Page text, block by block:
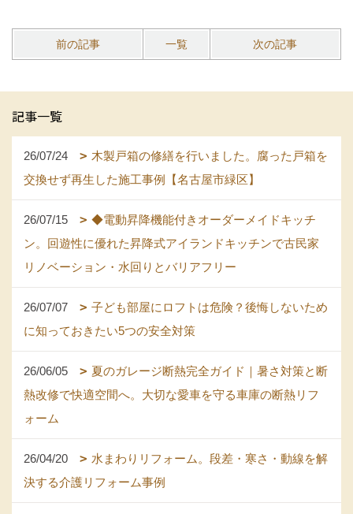
前の記事 一覧 次の記事
記事一覧
26/07/24
木製戸箱の修繕を行いました。腐った戸箱を
交換せず再生した施工事例【名古屋市緑区】
26/07/15
◆電動昇降機能付きオーダーメイドキッチ
ン。回遊性に優れた昇降式アイランドキッチンで古民家
リノベーション・水回りとバリアフリー
26/07/07
子ども部屋にロフトは危険？後悔しないため
に知っておきたい5つの安全対策
26/06/05
夏のガレージ断熱完全ガイド｜暑さ対策と断
熱改修で快適空間へ。大切な愛車を守る車庫の断熱リフ
ォーム
26/04/20
水まわりリフォーム。段差・寒さ・動線を解
決する介護リフォーム事例